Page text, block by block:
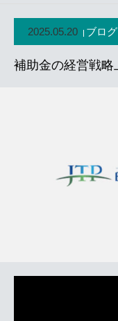
2025.05.20 ブログ
補助金の経営戦略
タックスプランナ
個別相談